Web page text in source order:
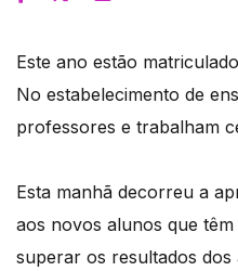
Este ano estão
No estabelecimento de
professores e trabalham
Esta manhã decorreu a
aos novos alunos que
superar os resultados dos